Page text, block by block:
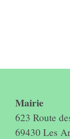
Mairie
623 Route
69430 Les